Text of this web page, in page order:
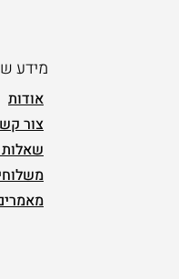
מידע
אודות
צור
שאלות